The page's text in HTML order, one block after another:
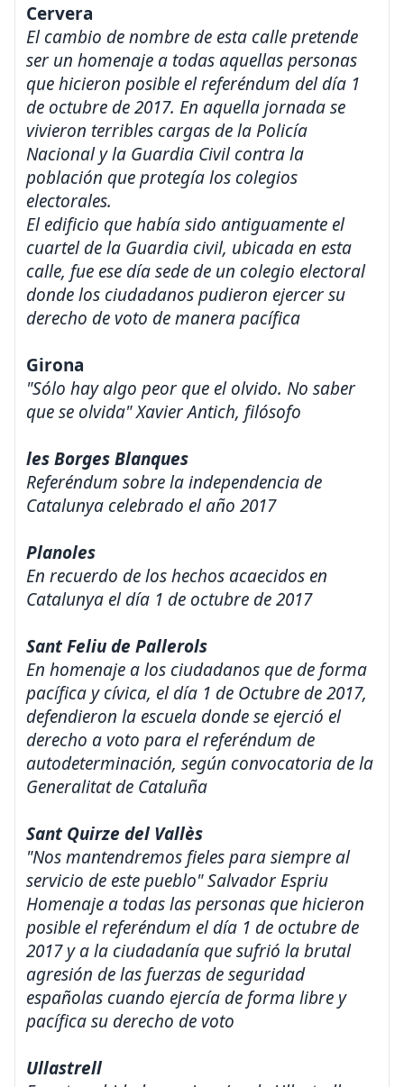
Cervera
El cambio de nombre de esta calle pretende
ser un homenaje a todas aquellas personas
que hicieron posible el referéndum del día 1
de octubre de 2017. En aquella jornada se
vivieron terribles cargas de la Policía
Nacional y la Guardia Civil contra la
población que protegía los colegios
electorales.
El edificio que había sido antiguamente el
cuartel de la Guardia civil, ubicada en esta
calle, fue ese día sede de un colegio electoral
donde los ciudadanos pudieron ejercer su
derecho de voto de manera pacífica
Girona
"Sólo hay algo peor que el olvido. No saber
que se olvida" Xavier Antich, filósofo
les Borges Blanques
Referéndum sobre la independencia de
Catalunya celebrado el año 2017
Planoles
En recuerdo de los hechos acaecidos en
Catalunya el día 1 de octubre de 2017
Sant Feliu de Pallerols
En homenaje a los ciudadanos que de forma
pacífica y cívica, el día 1 de Octubre de 2017,
defendieron la escuela donde se ejerció el
derecho a voto para el referéndum de
autodeterminación, según convocatoria de la
Generalitat de Cataluña
Sant Quirze del Vallès
"Nos mantendremos fieles para siempre al
servicio de este pueblo" Salvador Espriu
Homenaje a todas las personas que hicieron
posible el referéndum el día 1 de octubre de
2017 y a la ciudadanía que sufrió la brutal
agresión de las fuerzas de seguridad
españolas cuando ejercía de forma libre y
pacífica su derecho de voto
Ullastrell